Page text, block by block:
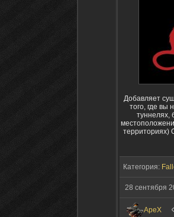
Добавляет
того, где вы
туннелях,
территориях)
Категория:
28 сентября
ApeX